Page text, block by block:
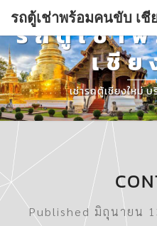
รถตู้เช่าพร้อมคนขับ เชี
รถตู้เช่า
เชี
เช่ารถตู้เชียงใหม่ บ
Published มิถุนายน